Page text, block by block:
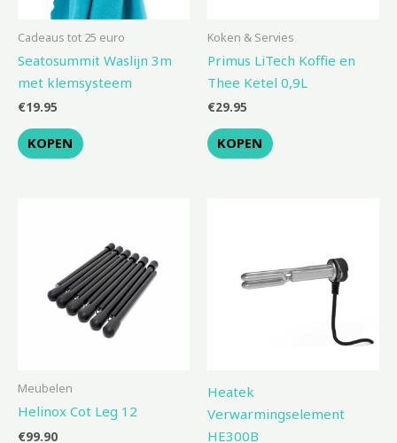
Cadeaus tot 25 euro
Seatosummit Waslijn 3m
met klemsysteem
€19.95
KOPEN
Koken & Servies
Primus LiTech Koffie en
Thee Ketel 0,9L
€29.95
KOPEN
Meubelen
Helinox Cot Leg 12
€99.90
Heatek
Verwarmingselement
HE300B